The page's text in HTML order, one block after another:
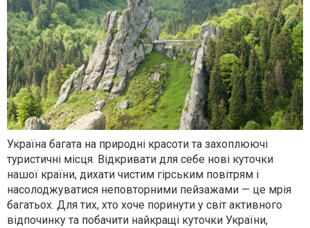
Україна багата на природні красоти та захоплюючі
туристичні місця. Відкривати для себе нові куточки
нашої країни, дихати чистим гірським повітрям і
насолоджуватися неповторними пейзажами — це мрія
багатьох. Для тих, хто хоче поринути у світ активного
відпочинку та побачити найкращі куточки України,